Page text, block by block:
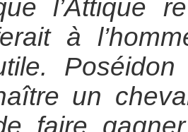
l’Attique
à
un
faire